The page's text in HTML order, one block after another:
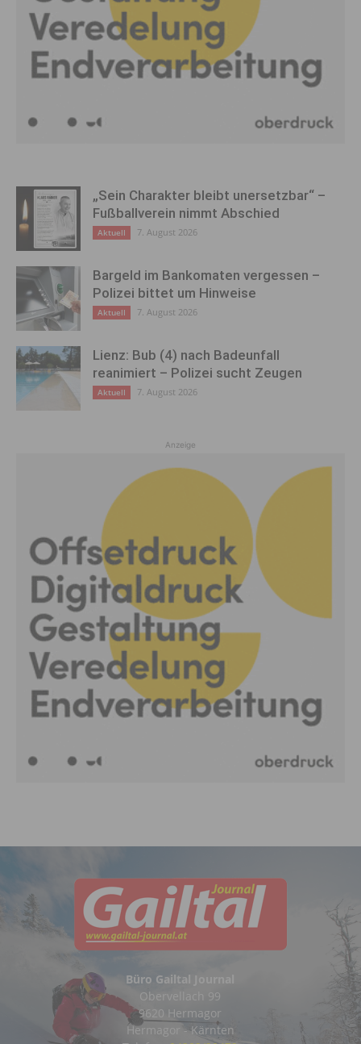
„Sein Charakter bleibt unersetzbar“ –
Fußballverein nimmt Abschied
Aktuell 7. August 2026
Bargeld im Bankomaten vergessen –
Polizei bittet um Hinweise
Aktuell 7. August 2026
Lienz: Bub (4) nach Badeunfall
reanimiert – Polizei sucht Zeugen
Aktuell 7. August 2026
Anzeige
Büro Gailtal Journal
Obervellach 99
9620 Hermagor
Hermagor - Kärnten